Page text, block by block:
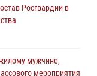
Росгвардии в
мужчине,
мероприятия